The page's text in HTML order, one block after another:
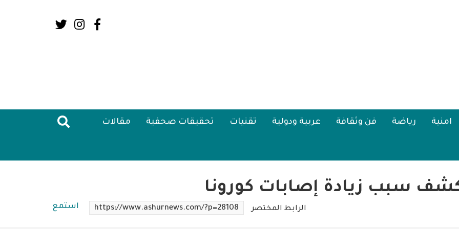
Social
امنية رياضة فن وثقافة عربية ودولية تقنيات تحقيقات صحفية مقالات
سبب زيادة إصابات كورونا
استمع الرابط المختصر https://www.ashurnews.com/?p=28108